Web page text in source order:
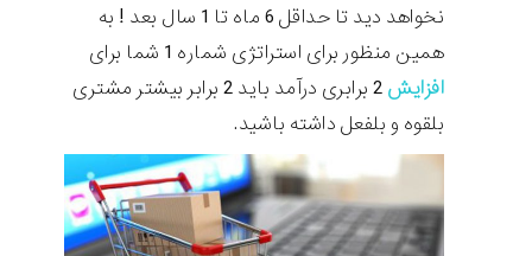
نخواهد دید تا حداقل 6 ماه تا 1 سال بعد ! به
همین منظور برای استراتژی شماره 1 شما برای
افزایش
2 برابری درآمد باید 2 برابر بیشتر مشتری
بلقوه و بلفعل داشته باشید.